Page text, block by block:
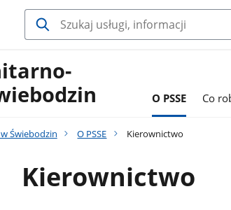
O PSSE Co
Świebodzin O PSSE Kierownictwo
Kierownictwo